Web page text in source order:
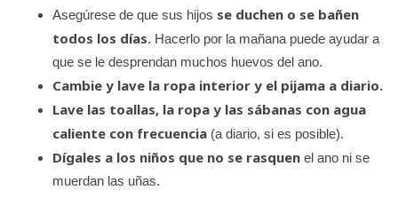
Asegúrese de que sus hijos se duchen o se bañen
todos los días. Hacerlo por la mañana puede ayudar a
que se le desprendan muchos huevos del ano.
Cambie y lave la ropa interior y el pijama a diario.
Lave las toallas, la ropa y las sábanas con agua
caliente con frecuencia (a diario, si es posible).
Dígales a los niños que no se rasquen el ano ni se
muerdan las uñas.